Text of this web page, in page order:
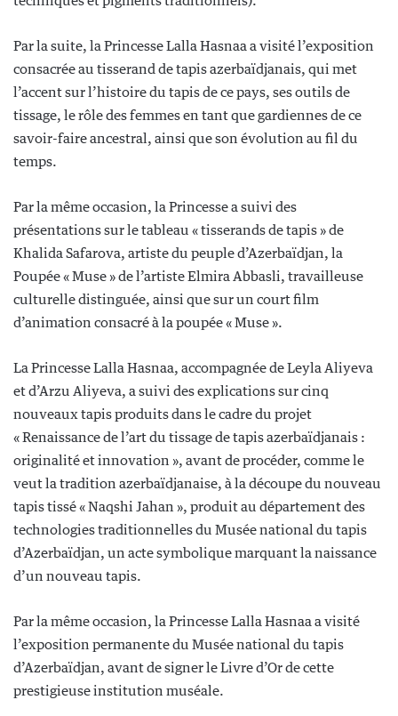
Par la suite, la Princesse Lalla Hasnaa a visité l’exposition
consacrée au tisserand de tapis azerbaïdjanais, qui met
l’accent sur l’histoire du tapis de ce pays, ses outils de
tissage, le rôle des femmes en tant que gardiennes de ce
savoir-faire ancestral, ainsi que son évolution au fil du
temps.
Par la même occasion, la Princesse a suivi des
présentations sur le tableau « tisserands de tapis » de
Khalida Safarova, artiste du peuple d’Azerbaïdjan, la
Poupée « Muse » de l’artiste Elmira Abbasli, travailleuse
culturelle distinguée, ainsi que sur un court film
d’animation consacré à la poupée « Muse ».
La Princesse Lalla Hasnaa, accompagnée de Leyla Aliyeva
et d’Arzu Aliyeva, a suivi des explications sur cinq
nouveaux tapis produits dans le cadre du projet
« Renaissance de l’art du tissage de tapis azerbaïdjanais :
originalité et innovation », avant de procéder, comme le
veut la tradition azerbaïdjanaise, à la découpe du nouveau
tapis tissé « Naqshi Jahan », produit au département des
technologies traditionnelles du Musée national du tapis
d’Azerbaïdjan, un acte symbolique marquant la naissance
d’un nouveau tapis.
Par la même occasion, la Princesse Lalla Hasnaa a visité
l’exposition permanente du Musée national du tapis
d’Azerbaïdjan, avant de signer le Livre d’Or de cette
prestigieuse institution muséale.